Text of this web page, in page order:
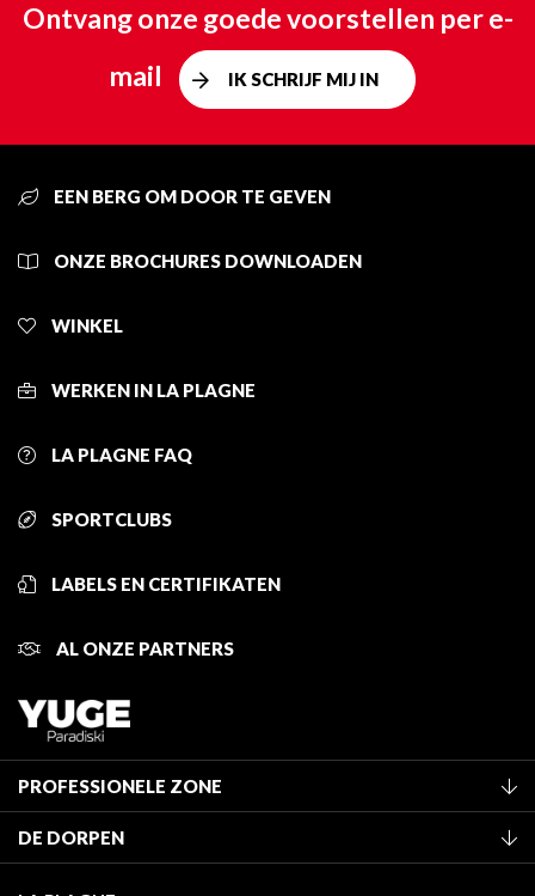
Ontvang onze goede voorstellen per e-
mail
IK SCHRIJF MIJ IN
EEN BERG OM DOOR TE GEVEN
ONZE BROCHURES DOWNLOADEN
WINKEL
WERKEN IN LA PLAGNE
LA PLAGNE FAQ
SPORTCLUBS
LABELS EN CERTIFIKATEN
AL ONZE PARTNERS
PROFESSIONELE ZONE
Classificatie van de gemeubileerde accommodaties
DE DORPEN